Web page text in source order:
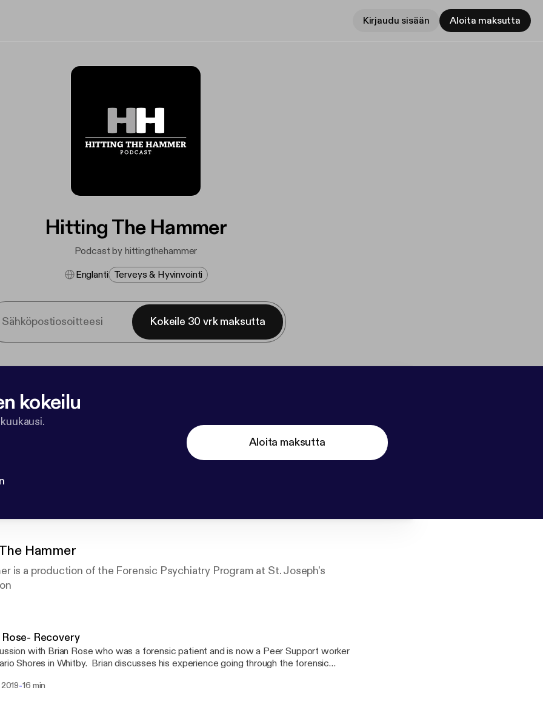
Kirjaudu sisään Aloita maksutta
Hitting The Hammer
Podcast by hittingthehammer
Englanti Terveys & Hyvinvointi
Kokeile 30 vrk maksutta
kokeilu
Aloita maksutta
Hammer
is a production of the Forensic Psychiatry Program at St. Joseph's
Recovery
with Brian Rose who was a forensic patient and is now a Peer Support worker
Shores in Whitby. Brian discusses his experience going through the forensic
-16 min